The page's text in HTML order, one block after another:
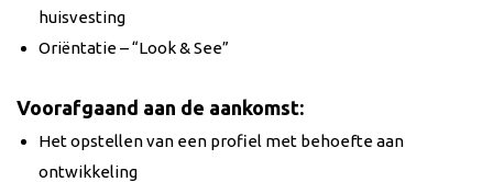
huisvesting
Oriëntatie – “Look & See”
Voorafgaand aan de aankomst:
Het opstellen van een profiel met behoefte aan
ontwikkeling